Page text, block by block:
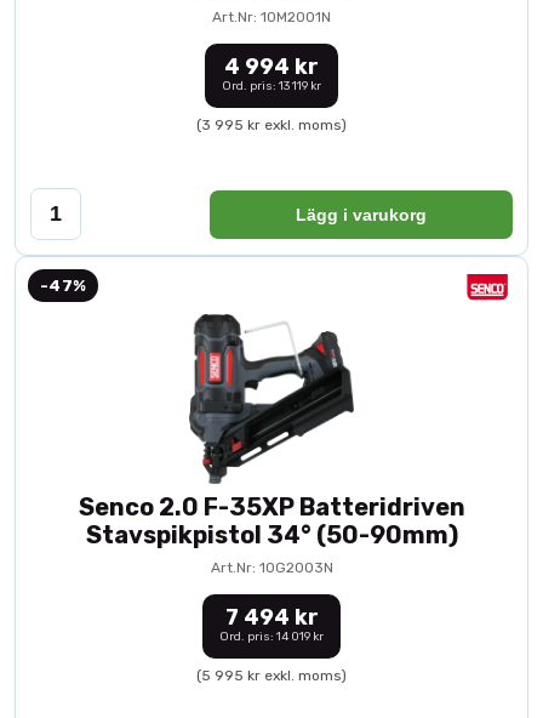
Art.Nr: 10M2001N
4 994 kr
Ord. pris: 13 119 kr
(3 995 kr exkl. moms)
Lägg i varukorg
-47%
Senco 2.0 F-35XP Batteridriven
Stavspikpistol 34° (50-90mm)
Art.Nr: 10G2003N
7 494 kr
Ord. pris: 14 019 kr
(5 995 kr exkl. moms)